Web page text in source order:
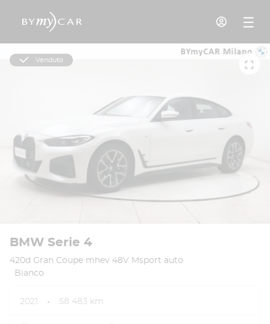
Venduto
BMW Serie 4
420d Gran Coupe mhev 48V Msport auto
Bianco
2021 58 483 km